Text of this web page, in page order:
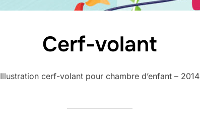
Cerf-volant
Illustration cerf-volant pour chambre d’enfant – 2014